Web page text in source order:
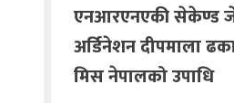
एनआरएनएकी सेकेण्ड
अर्डिनेशन दीपमाला
मिस नेपालको उपाधि